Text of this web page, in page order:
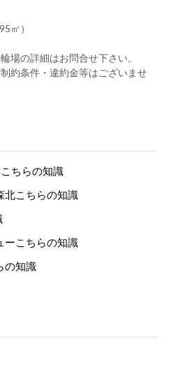
㎡）
場の詳細はお問合せ下さい。
約条件・違約金等はございませ
ちらの知識
北こちらの知識
ーこちらの知識
の知識